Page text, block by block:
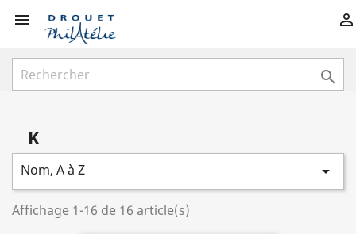
 

K
Nom, A à Z 
Affichage 1-16 de 16 article(s)